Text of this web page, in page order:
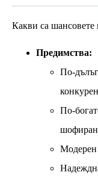
Какви са шансовете
Предимства:
По-
По-
Модерен